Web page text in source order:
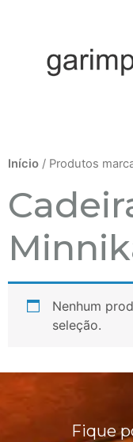
Início / Produtos
Nenhum
seleção.
Fique